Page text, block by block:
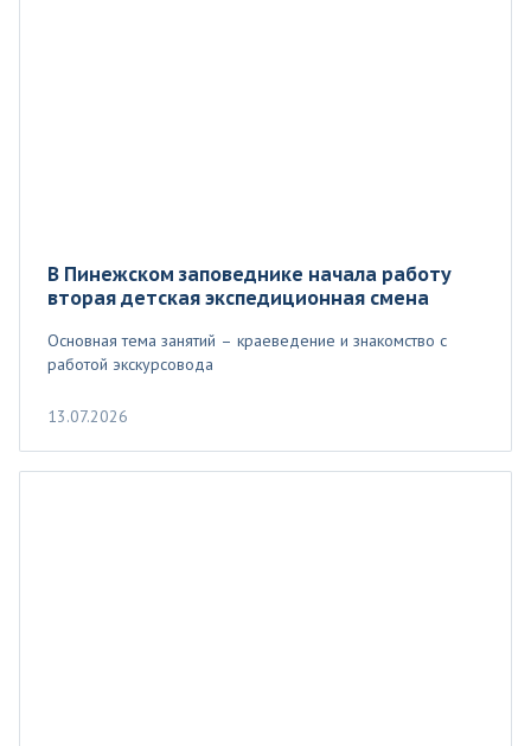
В Пинежском заповеднике начала работу
вторая детская экспедиционная смена
Основная тема занятий – краеведение и знакомство с
работой экскурсовода
13.07.2026